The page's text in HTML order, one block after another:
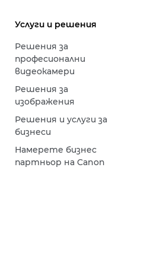
Услуги и решения
Решения за
професионални
видеокамери
Решения за
изображения
Решения и услуги за
бизнеси
Намерете бизнес
партньор на Canon